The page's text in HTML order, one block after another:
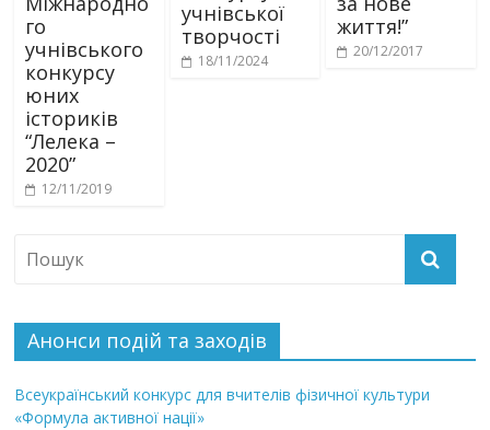
го
учнівського
конкурсу
юних
істориків
“Лелека –
2020”
12/11/2019
учнівської
творчості
18/11/2024
життя!”
20/12/2017
Анонси подій та заходів
Всеукраїнський конкурс для вчителів фізичної культури
«Формула активної нації»